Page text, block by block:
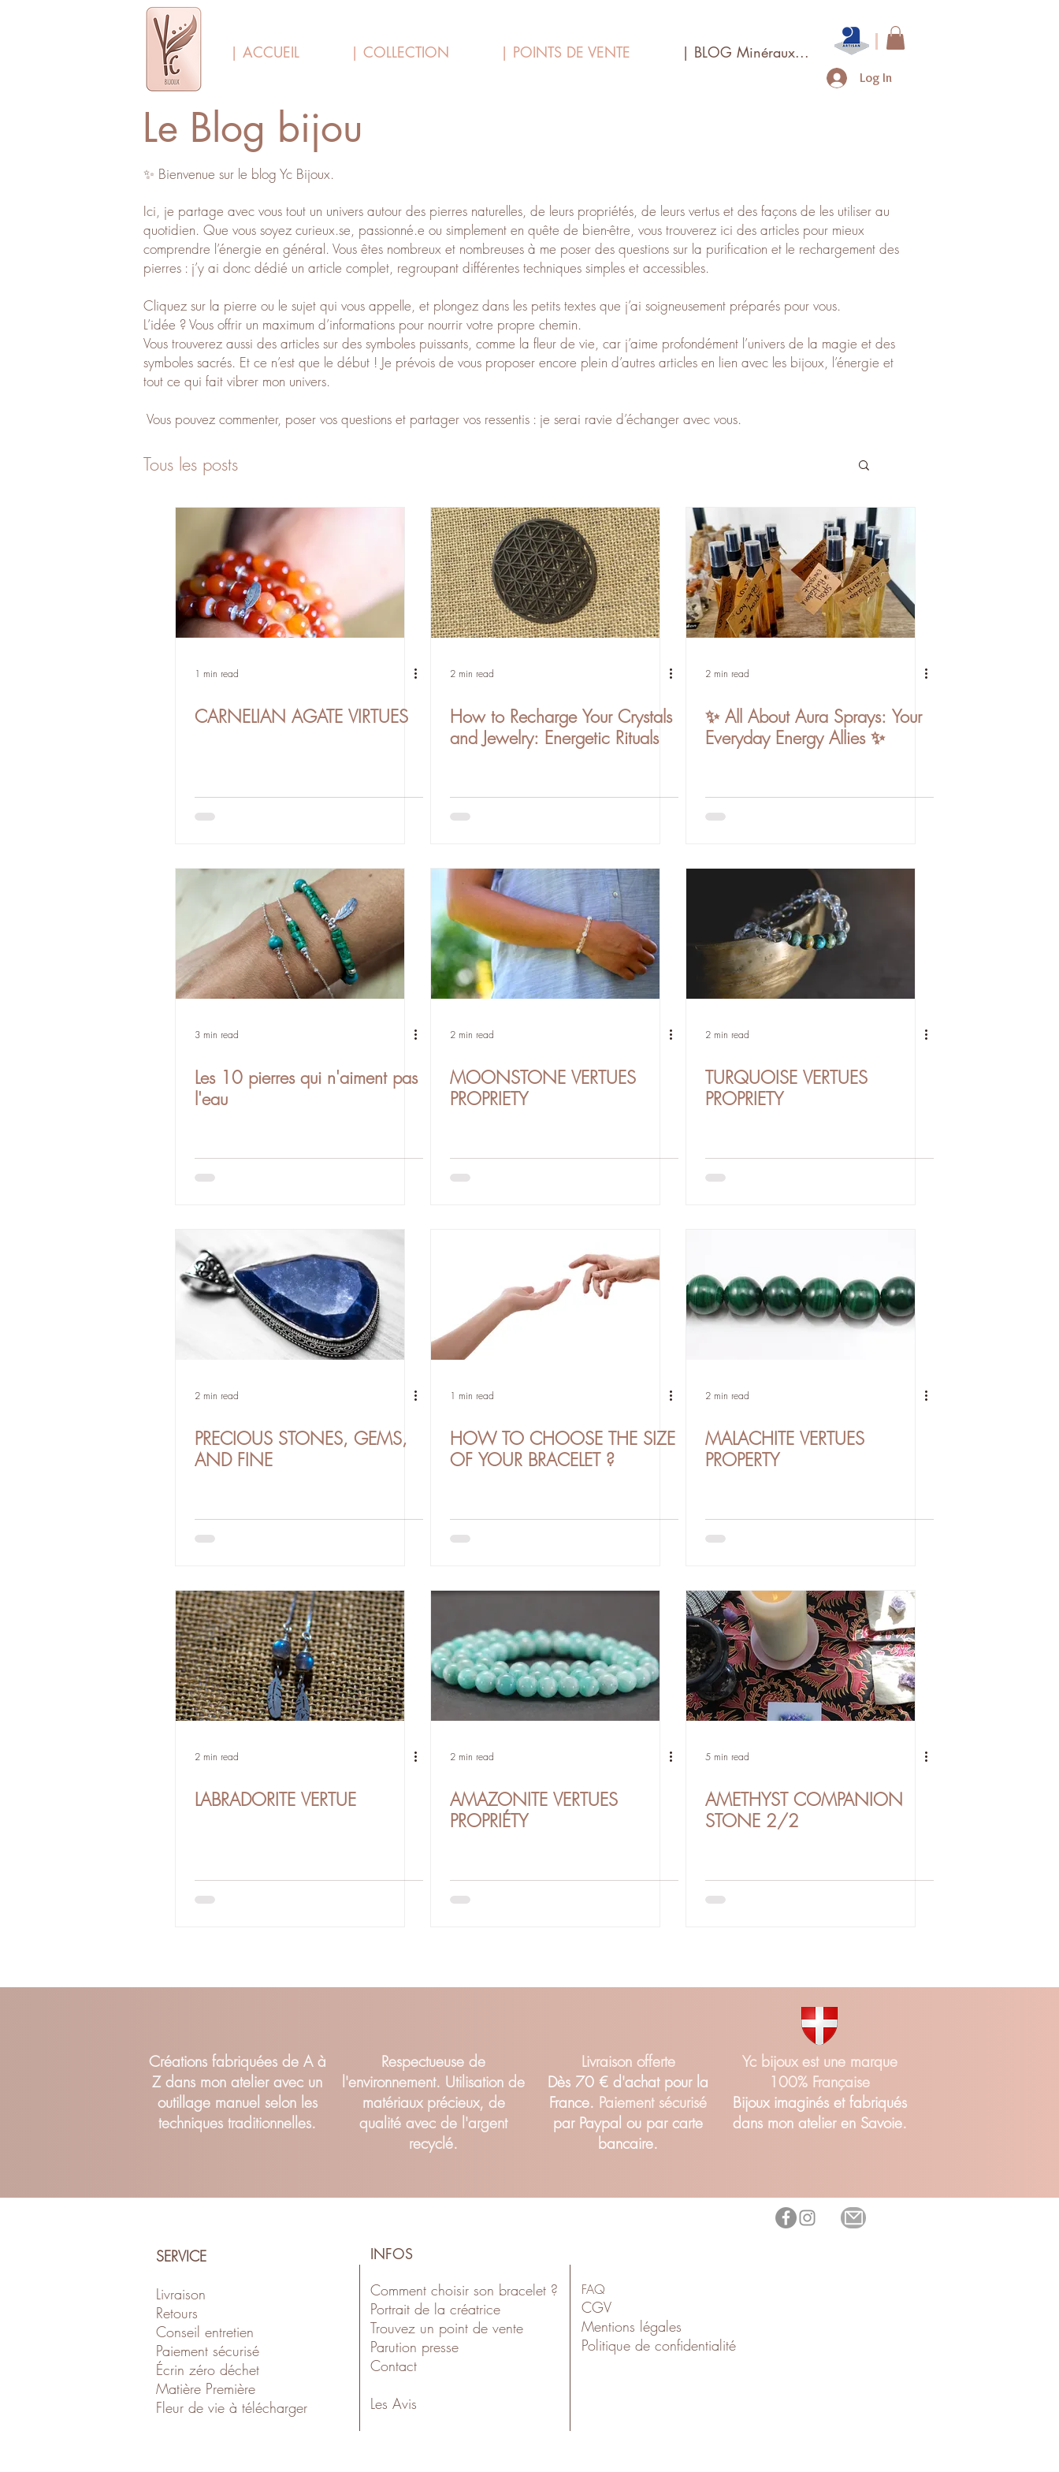
| ACCUEIL | COLLECTION | POINTS DE VENTE | BLOG Minéraux...
Log In
Le Blog bijou
✨ Bienvenue sur le blog Yc Bijoux.
Ici, je partage avec vous tout un univers autour des pierres naturelles, de leurs propriétés, de leurs vertus et des façons de les utiliser au
quotidien. Que vous soyez curieux.se, passionné.e ou simplement en quête de bien-être, vous trouverez ici des articles pour mieux
comprendre l’énergie en général. Vous êtes nombreux et nombreuses à me poser des questions sur la purification et le rechargement des
pierres : j’y ai donc dédié un article complet, regroupant différentes techniques simples et accessibles.
Cliquez sur la pierre ou le sujet qui vous appelle, et plongez dans les petits textes que j’ai soigneusement préparés pour vous.
L’idée ? Vous offrir un maximum d’informations pour nourrir votre propre chemin.
Vous trouverez aussi des articles sur des symboles puissants, comme la fleur de vie, car j’aime profondément l’univers de la magie et des
symboles sacrés. Et ce n’est que le début ! Je prévois de vous proposer encore plein d’autres articles en lien avec les bijoux, l’énergie et
tout ce qui fait vibrer mon univers.
Vous pouvez commenter, poser vos questions et partager vos ressentis : je serai ravie d’échanger avec vous.
Tous les posts
1 min read
CARNELIAN AGATE VIRTUES
2 min read
How to Recharge Your Crystals
and Jewelry: Energetic Rituals
2 min read
✨ All About Aura Sprays: Your
Everyday Energy Allies ✨
3 min read
Les 10 pierres qui n'aiment pas
l'eau
2 min read
MOONSTONE VERTUES
PROPRIETY
2 min read
TURQUOISE VERTUES
PROPRIETY
2 min read
PRECIOUS STONES, GEMS,
AND FINE
1 min read
HOW TO CHOOSE THE SIZE
OF YOUR BRACELET ?
2 min read
MALACHITE VERTUES
PROPERTY
2 min read
LABRADORITE VERTUE
2 min read
AMAZONITE VERTUES
PROPRIÉTY
5 min read
AMETHYST COMPANION
STONE 2/2
Créations fabriquées de A à
Z dans mon atelier avec un
outillage manuel selon les
techniques traditionnelles.
Respectueuse de
l'environnement. Utilisation de
matériaux précieux, de
qualité avec de l'argent
recyclé.
Livraison offerte
Dès 70 € d'achat pour la
France. Paiement sécurisé
par Paypal ou par carte
bancaire.
Yc bijoux est une marque
100% Française
Bijoux imaginés et fabriqués
dans mon atelier en Savoie.
SERVICE
Livraison
Retours
Conseil entretien
Paiement sécurisé
Écrin zéro déchet
Matière Première
Fleur de vie à télécharger
INFOS
Comment choisir son bracelet ?
Portrait de la créatrice
Trouvez un point de vente
Parution presse
Contact
Les Avis
FAQ
CGV
Mentions légales
Politique de confidentialité